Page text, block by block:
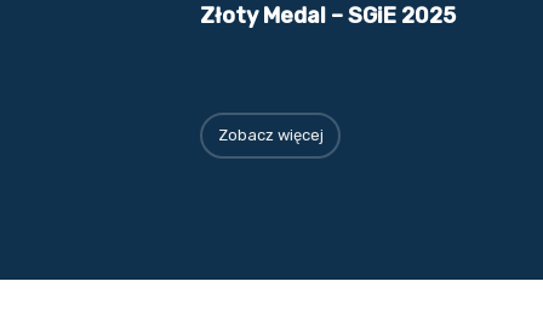
Złoty Medal – SGiE 2025
Zobacz więcej